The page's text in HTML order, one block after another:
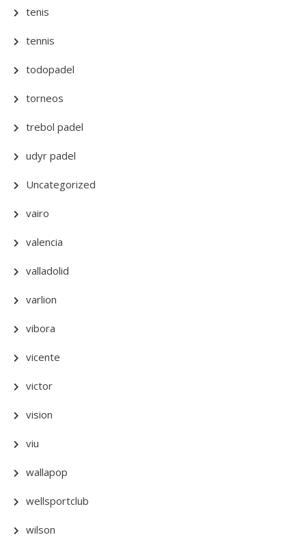
tenis
tennis
todopadel
torneos
trebol padel
udyr padel
Uncategorized
vairo
valencia
valladolid
varlion
vibora
vicente
victor
vision
viu
wallapop
wellsportclub
wilson